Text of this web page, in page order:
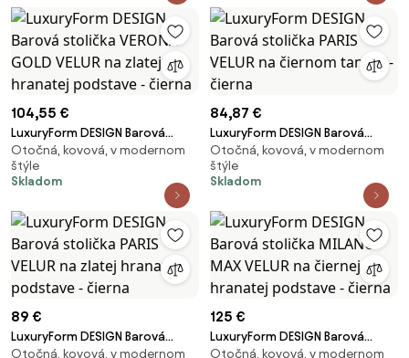
104,55 €
LuxuryForm DESIGN Barová
stolička VERONA GOLD VELUR na
zlatej hranatej podstave -
čierna
Otočná, kovová, v modernom
štýle
Skladom
84,87 €
LuxuryForm DESIGN Barová
stolička PARIS VELUR na čiernom
tanieri - čierna
Otočná, kovová, v modernom
štýle
Skladom
89 €
LuxuryForm DESIGN Barová
stolička PARIS VELUR na zlatej
Otočná, kovová, v modernom
125 €
LuxuryForm DESIGN Barová
stolička MILANO MAX VELUR na
Otočná, kovová, v modernom